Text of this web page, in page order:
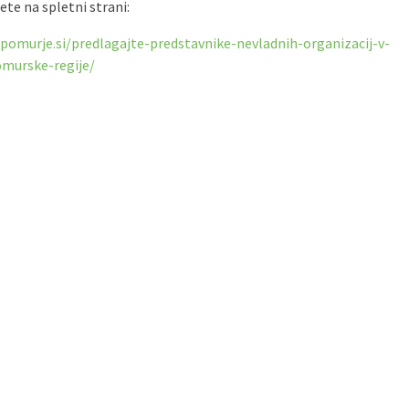
na spletni strani:
predlagajte-predstavnike-nevladnih-organizacij-v-
regije/